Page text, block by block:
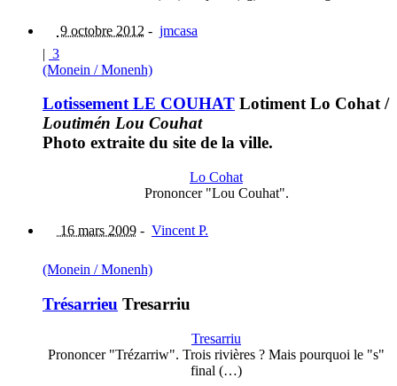
9 octobre 2012 - jmcasa
| 3
(Monein / Monenh)
Lotissement LE COUHAT Lotiment Lo Cohat/
Loutimén Lou Couhat
Photo extraite du site de la ville.
Lo Cohat
Prononcer "Lou Couhat".
16 mars 2009 - Vincent P.
(Monein / Monenh)
Trésarrieu Tresarriu
Tresarriu
Prononcer "Trézarriw". Trois rivières ? Mais pourquoi le "s"
final (…)